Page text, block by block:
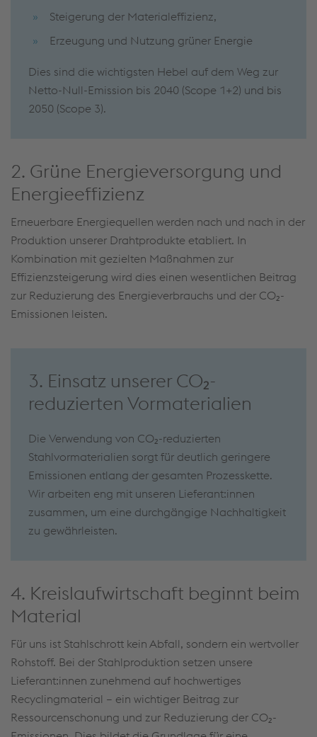
Steigerung der Materialeffizienz,
Erzeugung und Nutzung grüner Energie
Dies sind die wichtigsten Hebel auf dem Weg zur
Netto-Null-Emission bis 2040 (Scope 1+2) und bis
2050 (Scope 3).
2. Grüne Energieversorgung und
Energieeffizienz
Erneuerbare Energiequellen werden nach und nach in der
Produktion unserer Drahtprodukte etabliert. In
Kombination mit gezielten Maßnahmen zur
Effizienzsteigerung wird dies einen wesentlichen Beitrag
zur Reduzierung des Energieverbrauchs und der CO₂-
Emissionen leisten.
3. Einsatz unserer CO₂-
reduzierten Vormaterialien
Die Verwendung von CO₂-reduzierten
Stahlvormaterialien sorgt für deutlich geringere
Emissionen entlang der gesamten Prozesskette.
Wir arbeiten eng mit unseren Lieferant:innen
zusammen, um eine durchgängige Nachhaltigkeit
zu gewährleisten.
4. Kreislaufwirtschaft beginnt beim
Material
Für uns ist Stahlschrott kein Abfall, sondern ein wertvoller
Rohstoff. Bei der Stahlproduktion setzen unsere
Lieferant:innen zunehmend auf hochwertiges
Recyclingmaterial – ein wichtiger Beitrag zur
Ressourcenschonung und zur Reduzierung der CO₂-